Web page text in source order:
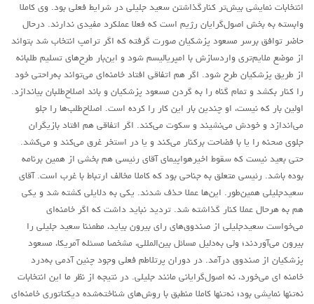
انتخابات نمایشی بیش‌تر کنارگذاشتن سعید جلیلی در شرایط فعلی بود. وی کاملا
وابسته به بخش اصول‌گرایان رژیم است که فعلا عملکرد مفیدی ندارند. درحال
حاضر توافق برسر مسعود پزشکیان صورت گرفته که اگر ترامپ انتخاب شد بتواند
از موضع ملایم‌تری واردسازش با امپریالیسم شود و این‌بار طرح‌های تسلیم طلبانه
از طریق پزشکیان طرح شود. اگر هم اتفاقی افتاد خامنه‌ای می‌تواند به‌راحتی خود
را کنار بکشد و تمام گناه را به گردن مسعود پزشکیان و باند اصلاح‌طلبان بیاندازد.
اولین بار که نیست، او چندین بار این کار را کرده است. اصلاح‌طلب‌ها را جلو
می‌اندازد و خودش می‌نشیند و سکوت می‌کند. اگر اتفاقی هم افتاد بازیگران
جلوی صحنه را یا با فضاحت برکنار می‌کند و یا در استخر غرق می‌کند و می‌کشد.
حتی بعید نیست که سقوط اخیرهواپیمای آقای رئیسی هم بخشی از همین برنامه
بوده باشد. رئیسی متعلق به جناحی بود که کاملا مخالف ارتباط با غرب است. آقای
سعیدجلیلی همین‌طور. این‌ها عملا حذف شدند. یکی به دلایلی کشته شد و یکی
هم به هرحال عملا کنار گذاشته شد. تردید نباید داشت که اگر خامنه‌ای
می‌خواست سعیدجلیلی از صندوق‌های رای بیرون بیاید، مطمئنا سعید جلیلی را
بیرون می‌آوردند؛ ولی به‌دلیل مسائل بین‌المللی، مشخصا مسئله آمریکا، مسعود
پزشکیان از صندوق درآمد. در دوران پرتلاطم فعلی وجود چنین آدمی به‌درد
خامنه ای می‌خورد، نه اصول‌گرایانی مانند جلیلی. در نتیجه از نظر ما این انتخابات
نه‌تنها نمایشی بود؛ نه‌تنها کاملا منطبق با روش‌های شناخته‌شده دیکتاتوری خامنه‌ای